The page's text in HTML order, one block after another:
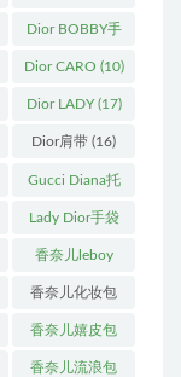
(13)
Dior BOBBY手
袋(26)
Dior CARO (10)
Dior LADY(17)
Dior肩带 (16)
Gucci Diana托
特包(11)
Lady Dior手袋
(51)
香奈儿leboy
(13)
香奈儿化妆包
(13)
香奈儿嬉皮包
(10)
香奈儿流浪包